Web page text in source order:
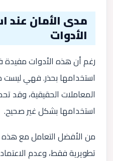
مدى الأمان عند
الأدوات
رغم أن هذه الأدوات مفيدة في
استخدامها بحذر. فهي
المعاملات الحقيقية، وقد
استخدامها بشكل غير صحيح.
من الأفضل التعامل مع هذه
تطويرية فقط، وعدم